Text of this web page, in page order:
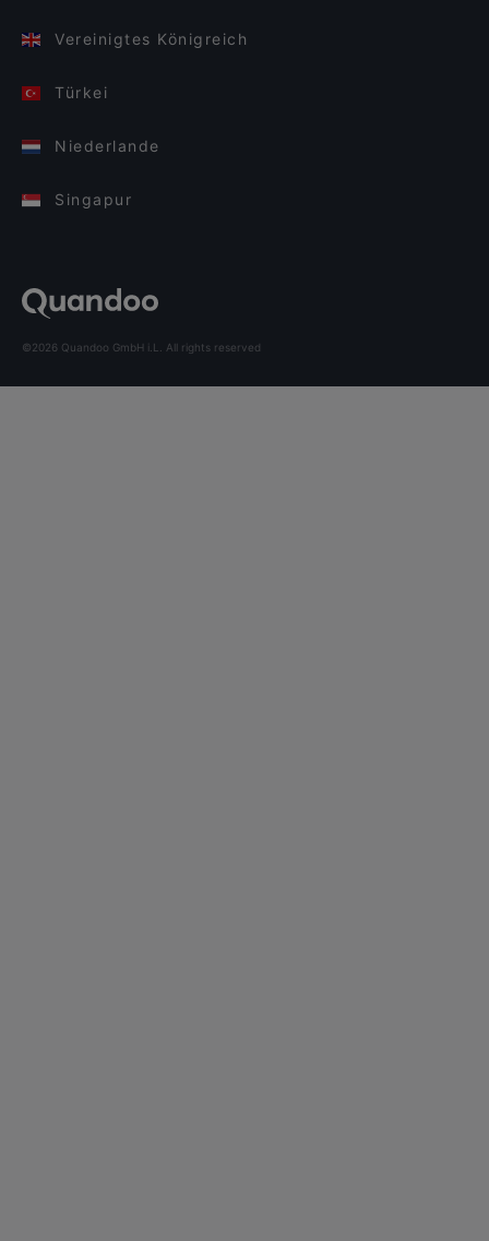
Vereinigtes Königreich
Türkei
Niederlande
Singapur
©2026 Quandoo GmbH i.L. All rights reserved